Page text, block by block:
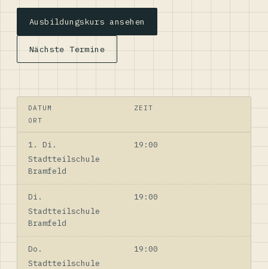
Ausbildungskurs ansehen
Nächste Termine
DATUM
ZEIT
ORT
1. Di.
19:00
Stadtteilschule
Bramfeld
Di.
19:00
Stadtteilschule
Bramfeld
Do.
19:00
Stadtteilschule